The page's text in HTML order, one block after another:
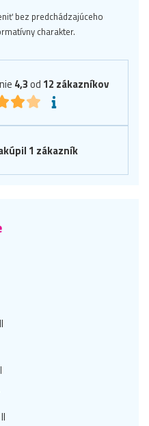
bez predchádzajúceho
charakter.
4,3od 12 zákazníkov
1 zákazník